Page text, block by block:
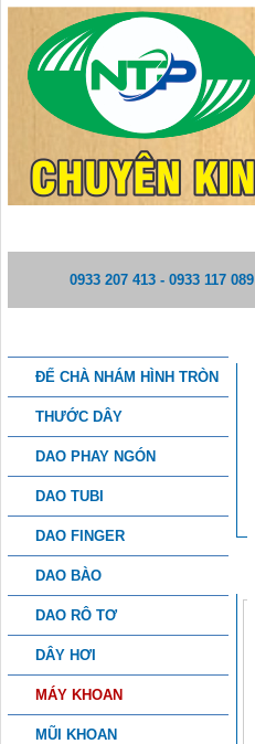
0933 207 413 - 0933 117 089
ĐẾ CHÀ NHÁM HÌNH TRÒN
THƯỚC DÂY
DAO PHAY NGÓN
DAO TUBI
DAO FINGER
DAO BÀO
DAO RÔ TƠ
DÂY HƠI
MÁY KHOAN
MŨI KHOAN